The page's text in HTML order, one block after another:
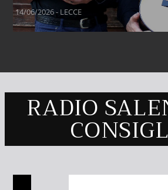
14/06/2026 - LECCE
RADIO